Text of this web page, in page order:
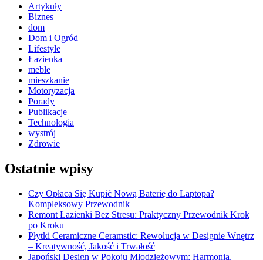
Artykuły
Biznes
dom
Dom i Ogród
Lifestyle
Łazienka
meble
mieszkanie
Motoryzacja
Porady
Publikacje
Technologia
wystrój
Zdrowie
Ostatnie wpisy
Czy Opłaca Się Kupić Nową Baterię do Laptopa?
Kompleksowy Przewodnik
Remont Łazienki Bez Stresu: Praktyczny Przewodnik Krok
po Kroku
Płytki Ceramiczne Ceramstic: Rewolucja w Designie Wnętrz
– Kreatywność, Jakość i Trwałość
Japoński Design w Pokoju Młodzieżowym: Harmonia,